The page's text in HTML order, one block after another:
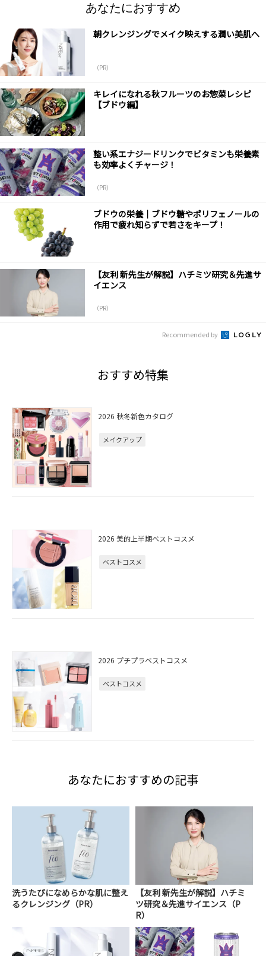
あなたにおすすめ
朝クレンジングでメイク映えする潤い美肌へ
（PR）
キレイになれる秋フルーツのお惣菜レシピ
【ブドウ編】
整い系エナジードリンクでビタミンも栄養素
も効率よくチャージ！
（PR）
ブドウの栄養｜ブドウ糖やポリフェノールの
作用で疲れ知らずで若さをキープ！
【友利 新先生が解説】ハチミツ研究＆先進サ
イエンス
（PR）
Recommended by
おすすめ特集
2026 秋冬新色カタログ
メイクアップ
2026 美的上半期ベストコスメ
ベストコスメ
2026 プチプラベストコスメ
ベストコスメ
あなたにおすすめの記事
洗うたびになめらかな肌に整え
るクレンジング（PR）
【友利 新先生が解説】ハチミ
ツ研究＆先進サイエンス（P
R）